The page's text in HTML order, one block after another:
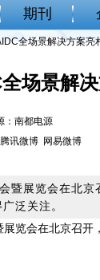
期刊
全场景解决方案亮
场景解
南都电源
腾讯微博 网易微博
暨展览会在北
泛关注。
览会在北京召